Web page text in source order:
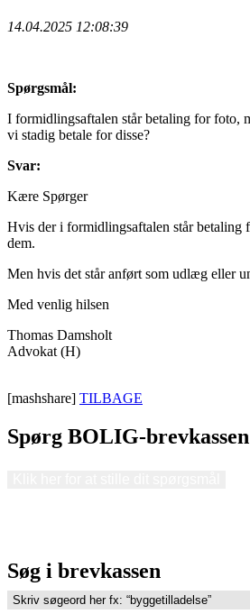
14.04.2025 12:08:39
Spørgsmål:
I formidlingsaftalen står betaling for foto,
vi stadig betale for disse?
Svar:
Kære Spørger
Hvis der i formidlingsaftalen står betaling
dem.
Men hvis det står anført som udlæg eller
Med venlig hilsen
Thomas Damsholt
Advokat (H)
[mashshare] TILBAGE
Spørg BOLIG-brevkassen
Søg i brevkassen